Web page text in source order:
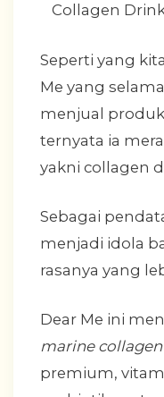
Seperti yang
Me yang
menjual
ternyata ia
yakni collagen
Sebagai
menjadi idola
rasanya yang
Dear Me ini
marine
premium,